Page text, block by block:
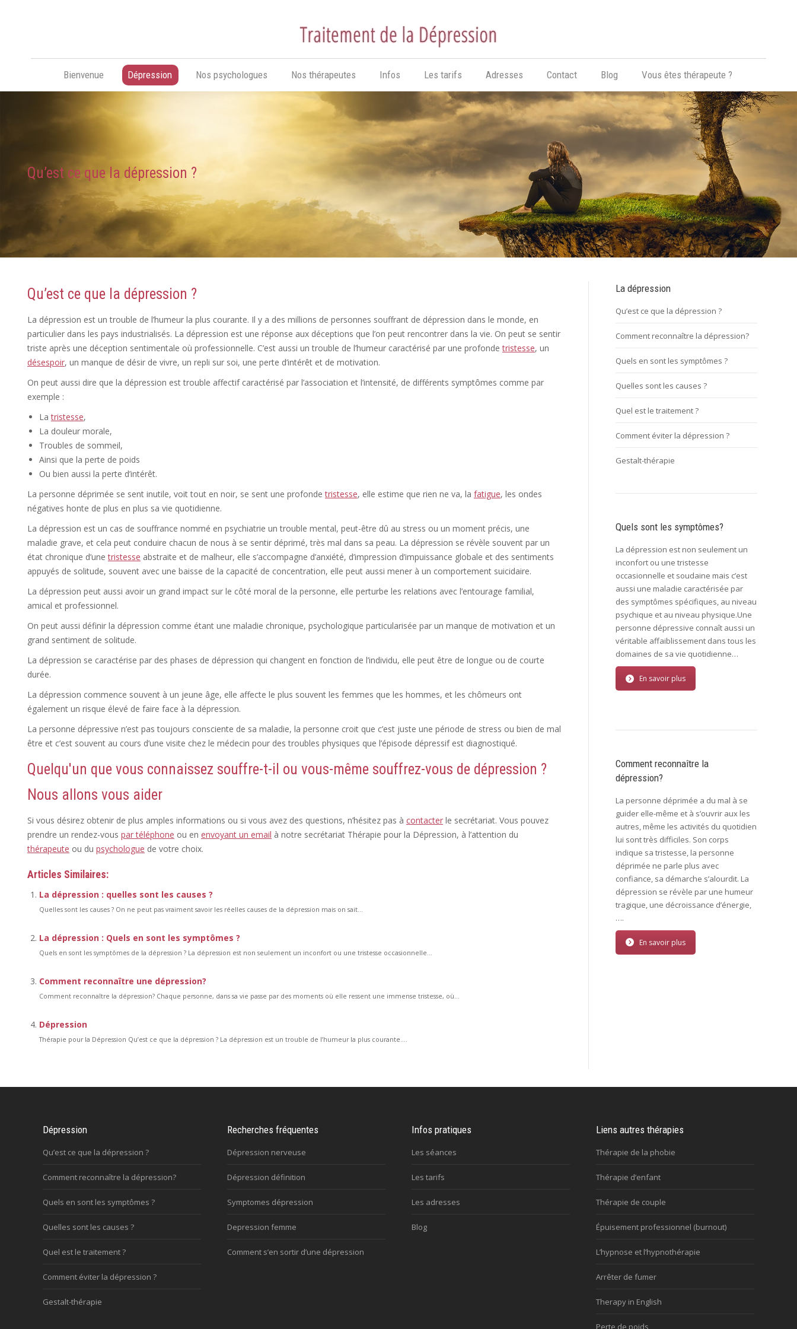
Bienvenue Dépression Nos psychologues Nos thérapeutes Infos Les tarifs Adresses Contact Blog Vous êtes thérapeute ?
Qu’est ce que la dépression ?
Qu’est ce que la dépression ?
La dépression est un trouble de l’humeur la plus courante. Il y a des millions de personnes souffrant de dépression dans le monde, en
particulier dans les pays industrialisés. La dépression est une réponse aux déceptions que l’on peut rencontrer dans la vie. On peut se sentir
triste après une déception sentimentale où professionnelle. C’est aussi un trouble de l’humeur caractérisé par une profondetristesse, un
désespoir, un manque de désir de vivre, un repli sur soi, une perte d’intérêt et de motivation.
On peut aussi dire que la dépression est trouble affectif caractérisé par l’association et l’intensité, de différents symptômes comme par
exemple :
Latristesse,
La douleur morale,
Troubles de sommeil,
Ainsi que la perte de poids
Ou bien aussi la perte d’intérêt.
La personne déprimée se sent inutile, voit tout en noir, se sent une profondetristesse, elle estime que rien ne va, la fatigue, les ondes
négatives honte de plus en plus sa vie quotidienne.
La dépression est un cas de souffrance nommé en psychiatrie un trouble mental, peut-être dû au stress ou un moment précis, une
maladie grave, et cela peut conduire chacun de nous à se sentir déprimé, très mal dans sa peau. La dépression se révèle souvent par un
état chronique d’unetristesse abstraite et de malheur, elle s’accompagne d’anxiété, d’impression d’impuissance globale et des sentiments
appuyés de solitude, souvent avec une baisse de la capacité de concentration, elle peut aussi mener à un comportement suicidaire.
La dépression peut aussi avoir un grand impact sur le côté moral de la personne, elle perturbe les relations avec l’entourage familial,
amical et professionnel.
On peut aussi définir la dépression comme étant une maladie chronique, psychologique particularisée par un manque de motivation et un
grand sentiment de solitude.
La dépression se caractérise par des phases de dépression qui changent en fonction de l’individu, elle peut être de longue ou de courte
durée.
La dépression commence souvent à un jeune âge, elle affecte le plus souvent les femmes que les hommes, et les chômeurs ont
également un risque élevé de faire face à la dépression.
La personne dépressive n’est pas toujours consciente de sa maladie, la personne croit que c’est juste une période de stress ou bien de mal
être et c’est souvent au cours d’une visite chez le médecin pour des troubles physiques que l’épisode dépressif est diagnostiqué.
Quelqu'un que vous connaissez souffre-t-il ou vous-même souffrez-vous de dépression ?
Nous allons vous aider
Si vous désirez obtenir de plus amples informations ou si vous avez des questions, n’hésitez pas à contacter le secrétariat. Vous pouvez
prendre un rendez-vous par téléphone ou en envoyant un email à notre secrétariat Thérapie pour la Dépression, à l’attention du
thérapeute ou du psychologue de votre choix.
Articles Similaires:
La dépression : quelles sont les causes ?
Quelles sont les causes ? On ne peut pas vraiment savoir les réelles causes de la dépression mais on sait...
La dépression : Quels en sont les symptômes ?
Quels en sont les symptômes de la dépression ? La dépression est non seulement un inconfort ou une tristesse occasionnelle...
Comment reconnaître une dépression?
Comment reconnaître la dépression? Chaque personne, dans sa vie passe par des moments où elle ressent une immense tristesse, où...
Dépression
Thérapie pour la Dépression Qu’est ce que la dépression ? La dépression est un trouble de l’humeur la plus courante....
La dépression
Qu’est ce que la dépression ?
Comment reconnaître la dépression?
Quels en sont les symptômes ?
Quelles sont les causes ?
Quel est le traitement ?
Comment éviter la dépression ?
Gestalt-thérapie
Quels sont les symptômes?
La dépression est non seulement un
inconfort ou une tristesse
occasionnelle et soudaine mais c’est
aussi une maladie caractérisée par
des symptômes spécifiques, au niveau
psychique et au niveau physique.Une
personne dépressive connaît aussi un
véritable affaiblissement dans tous les
domaines de sa vie quotidienne…
En savoir plus
Comment reconnaître la
dépression?
La personne déprimée a du mal à se
guider elle-même et à s’ouvrir aux les
autres, même les activités du quotidien
lui sont très difficiles. Son corps
indique sa tristesse, la personne
déprimée ne parle plus avec
confiance, sa démarche s’alourdit. La
dépression se révèle par une humeur
tragique, une décroissance d’énergie,
….
En savoir plus
Dépression
Qu’est ce que la dépression ?
Comment reconnaître la dépression?
Quels en sont les symptômes ?
Quelles sont les causes ?
Quel est le traitement ?
Comment éviter la dépression ?
Gestalt-thérapie
Recherches fréquentes
Dépression nerveuse
Dépression définition
Symptomes dépression
Depression femme
Comment s’en sortir d’une dépression
Infos pratiques
Les séances
Les tarifs
Les adresses
Blog
Liens autres thérapies
Thérapie de la phobie
Thérapie d’enfant
Thérapie de couple
Épuisement professionnel (burnout)
L’hypnose et l’hypnothérapie
Arrêter de fumer
Therapy in English
Perte de poids